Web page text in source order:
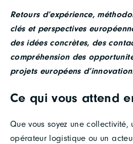
Retours d’expérience,
clés et perspectives
des idées concrètes, des
compréhension des
projets européens
Ce qui vous attend
Que vous soyez une collectivité,
opérateur logistique ou un